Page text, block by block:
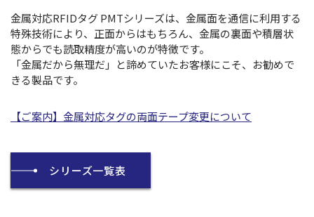
金属対応RFIDタグ PMTシリーズは、金属面を通信に利用する
特殊技術により、正面からはもちろん、金属の裏面や積層状
態からでも読取精度が高いのが特徴です。
「金属だから無理だ」と諦めていたお客様にこそ、お勧めで
きる製品です。
【ご案内】金属対応タグの両面テープ変更について
シリーズ一覧表